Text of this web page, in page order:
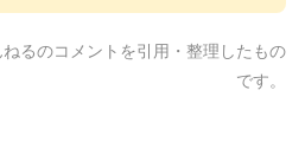
るのコメントを引用・整理したもの
です。